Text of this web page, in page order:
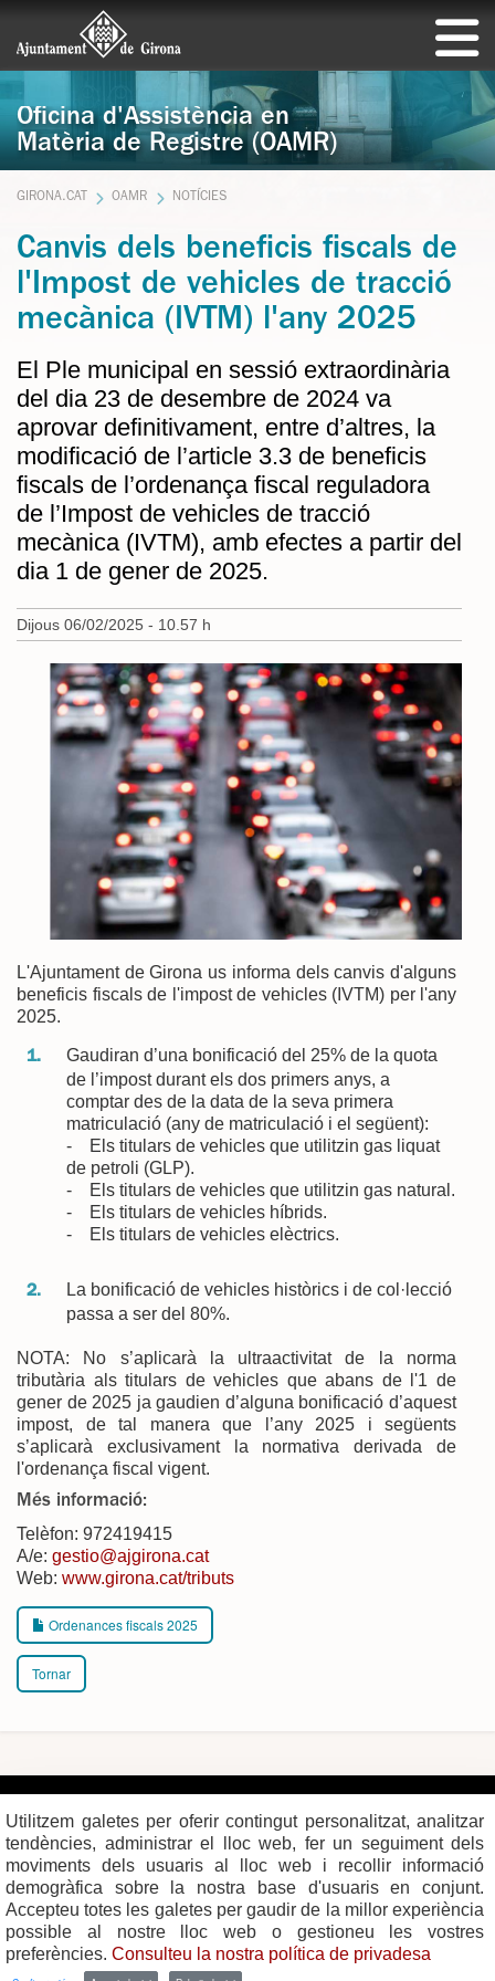
Oficina d'Assistència en
Matèria de Registre (OAMR)
GIRONA.CAT OAMR NOTÍCIES
Canvis dels beneficis fiscals de
l'Impost de vehicles de tracció
mecànica (IVTM) l'any 2025
El Ple municipal en sessió extraordinària
del dia 23 de desembre de 2024 va
aprovar definitivament, entre d’altres, la
modificació de l’article 3.3 de beneficis
fiscals de l’ordenança fiscal reguladora
de l’Impost de vehicles de tracció
mecànica (IVTM), amb efectes a partir del
dia 1 de gener de 2025.
Dijous 06/02/2025 - 10.57 h
L'Ajuntament de Girona us informa dels canvis d'alguns
beneficis fiscals de l'impost de vehicles (IVTM) per l'any
2025.
Gaudiran d’una bonificació del 25% de la quota
de l’impost durant els dos primers anys, a
comptar des de la data de la seva primera
matriculació (any de matriculació i el següent):
- Els titulars de vehicles que utilitzin gas liquat
de petroli (GLP).
- Els titulars de vehicles que utilitzin gas natural.
- Els titulars de vehicles híbrids.
- Els titulars de vehicles elèctrics.
La bonificació de vehicles històrics i de col·lecció
passa a ser del 80%.
NOTA: No s’aplicarà la ultraactivitat de la norma
tributària als titulars de vehicles que abans de l'1 de
gener de 2025 ja gaudien d’alguna bonificació d’aquest
impost, de tal manera que l’any 2025 i següents
s’aplicarà exclusivament la normativa derivada de
l'ordenança fiscal vigent.
Més informació:
Telèfon: 972419415
A/e: gestio@ajgirona.cat
Web: www.girona.cat/tributs
Ordenances fiscals 2025
Tornar
17004 GIRONA
Tel. 972 419 010
Mapa del web
Mapa de xarxes
Avís legal
Utilitzem galetes per oferir contingut personalitzat, analitzar
tendències, administrar el lloc web, fer un seguiment dels
moviments dels usuaris al lloc web i recollir informació
demogràfica sobre la nostra base d'usuaris en conjunt.
Accepteu totes les galetes per gaudir de la millor experiència
possible al nostre lloc web o gestioneu les vostres
preferències. Consulteu la nostra política de privadesa